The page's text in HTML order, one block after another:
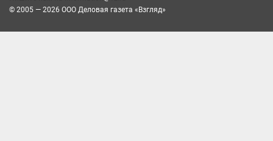
© 2005 — 2026 ООО Деловая газета «Взгляд»